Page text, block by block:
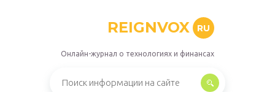
REIGNVOX RU
Онлайн-журнал о технологиях и финансах